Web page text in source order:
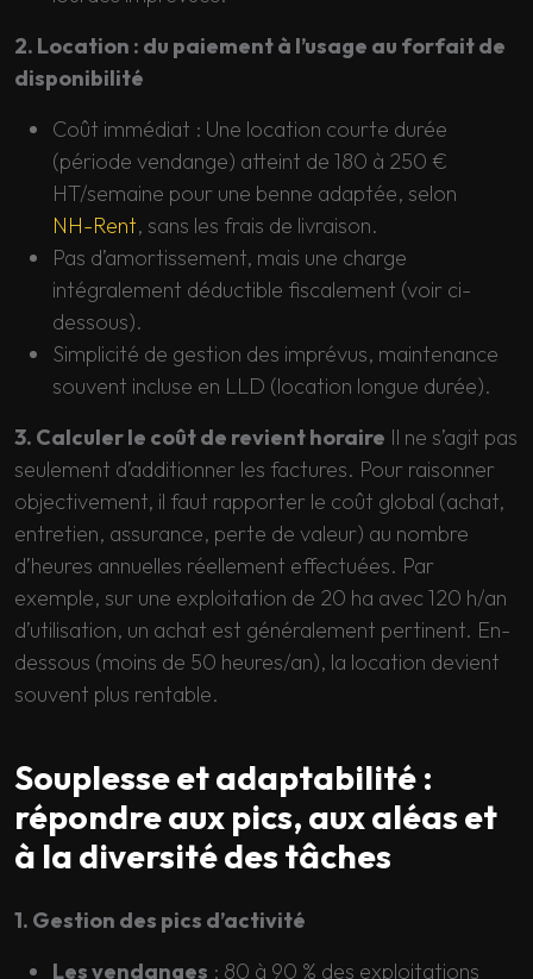
2. Location : du paiement à l’usage au forfait de
disponibilité
Coût immédiat : Une location courte durée
(période vendange) atteint de 180 à 250 €
HT/semaine pour une benne adaptée, selon
NH-Rent, sans les frais de livraison.
Pas d’amortissement, mais une charge
intégralement déductible fiscalement (voir ci-
dessous).
Simplicité de gestion des imprévus, maintenance
souvent incluse en LLD (location longue durée).
3. Calculer le coût de revient horaire Il ne s’agit pas
seulement d’additionner les factures. Pour raisonner
objectivement, il faut rapporter le coût global (achat,
entretien, assurance, perte de valeur) au nombre
d’heures annuelles réellement effectuées. Par
exemple, sur une exploitation de 20 ha avec 120 h/an
d’utilisation, un achat est généralement pertinent. En-
dessous (moins de 50 heures/an), la location devient
souvent plus rentable.
Souplesse et adaptabilité :
répondre aux pics, aux aléas et
à la diversité des tâches
1. Gestion des pics d’activité
Les vendanges : 80 à 90 % des exploitations